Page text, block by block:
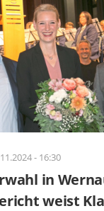
- 16:30
in
weist